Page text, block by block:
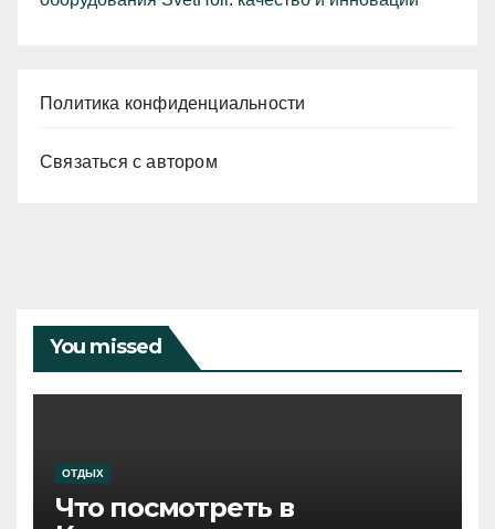
Политика конфиденциальности
Связаться с автором
You missed
ОТДЫХ
Что посмотреть в